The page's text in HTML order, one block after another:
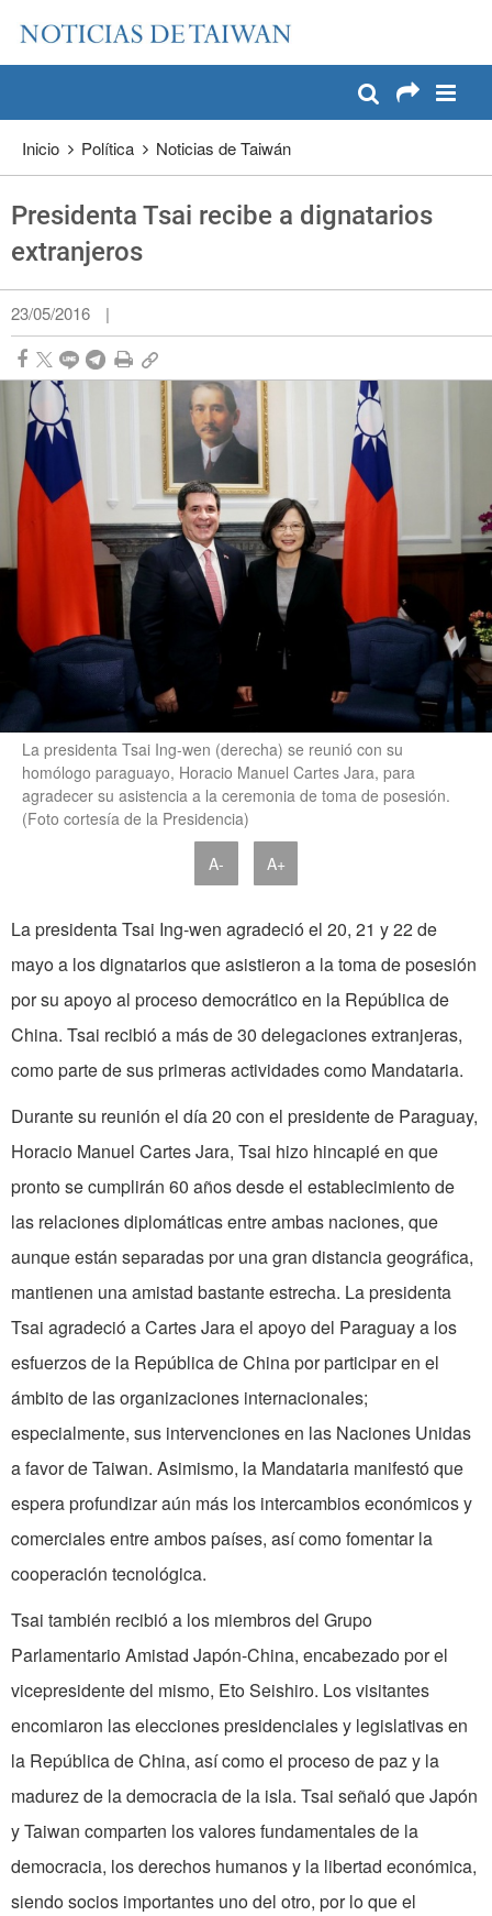
Pase a contenido principal
Inicio Política Noticias de Taiwán
Presidenta Tsai recibe a dignatarios
extranjeros
23/05/2016 |
La presidenta Tsai Ing-wen (derecha) se reunió con su
homólogo paraguayo, Horacio Manuel Cartes Jara, para
agradecer su asistencia a la ceremonia de toma de posesión.
(Foto cortesía de la Presidencia)
A- A+
La presidenta Tsai Ing-wen agradeció el 20, 21 y 22 de
mayo a los dignatarios que asistieron a la toma de posesión
por su apoyo al proceso democrático en la República de
China. Tsai recibió a más de 30 delegaciones extranjeras,
como parte de sus primeras actividades como Mandataria.
Durante su reunión el día 20 con el presidente de Paraguay,
Horacio Manuel Cartes Jara, Tsai hizo hincapié en que
pronto se cumplirán 60 años desde el establecimiento de
las relaciones diplomáticas entre ambas naciones, que
aunque están separadas por una gran distancia geográfica,
mantienen una amistad bastante estrecha. La presidenta
Tsai agradeció a Cartes Jara el apoyo del Paraguay a los
esfuerzos de la República de China por participar en el
ámbito de las organizaciones internacionales;
especialmente, sus intervenciones en las Naciones Unidas
a favor de Taiwan. Asimismo, la Mandataria manifestó que
espera profundizar aún más los intercambios económicos y
comerciales entre ambos países, así como fomentar la
cooperación tecnológica.
Tsai también recibió a los miembros del Grupo
Parlamentario Amistad Japón-China, encabezado por el
vicepresidente del mismo, Eto Seishiro. Los visitantes
encomiaron las elecciones presidenciales y legislativas en
la República de China, así como el proceso de paz y la
madurez de la democracia de la isla. Tsai señaló que Japón
y Taiwan comparten los valores fundamentales de la
democracia, los derechos humanos y la libertad económica,
siendo socios importantes uno del otro, por lo que el